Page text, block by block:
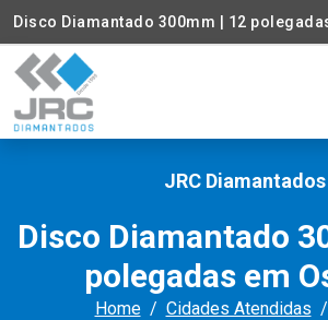
Disco Diamantado 300mm | 12
JRC Diamantados
Disco Diamantado
polegadas em
Home Cidades Atendidas